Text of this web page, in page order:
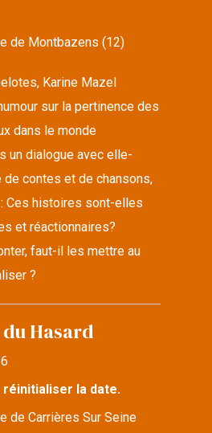
de Montbazens (12)
Karine Mazel
sur la pertinence des
dans le monde
un dialogue avec elle-
de contes et de chansons,
Ces histoires sont-elles
et réactionnaires?
faut-il les mettre au
?
Hasard
réinitialiser la date.
de Carrières Sur Seine